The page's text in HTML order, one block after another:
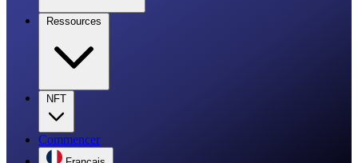
Ressources
NFT
Commencer